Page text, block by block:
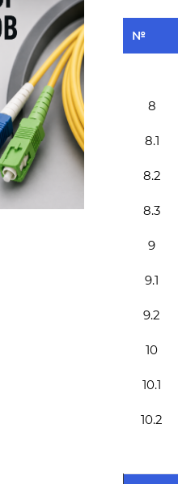
№
8
8.1
8.2
8.3
9
9.1
9.2
10
10.1
10.2